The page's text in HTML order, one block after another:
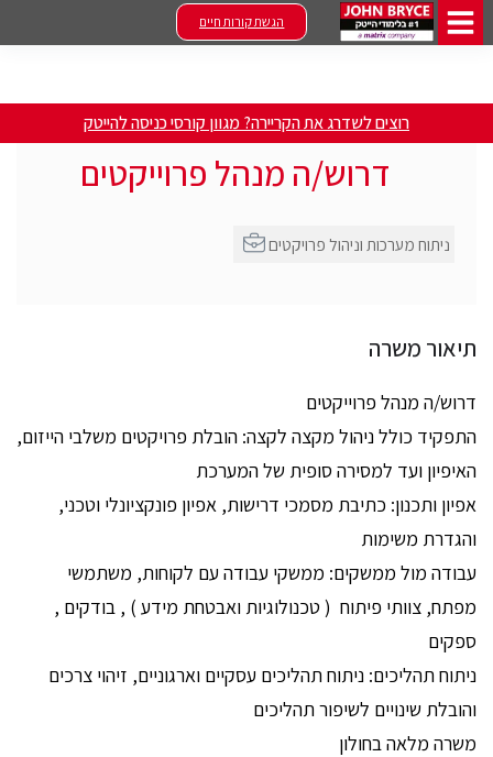
הגשת קורות חיים
רוצים לשדרג את הקריירה? מגוון קורסי כניסה להייטק
דרוש/ה מנהל פרוייקטים
תיאור משרה
דרוש/ה מנהל פרוייקטים
התפקיד כולל ניהול מקצה לקצה: הובלת פרויקטים משלבי הייזום,
האיפיון ועד למסירה סופית של המערכת
אפיון ותכנון: כתיבת מסמכי דרישות, אפיון פונקציונלי וטכני,
והגדרת משימות
עבודה מול ממשקים: ממשקי עבודה עם לקוחות, משתמשי
מפתח, צוותי פיתוח ( טכנולוגיות ואבטחת מידע ) , בודקים ,
ספקים
ניתוח תהליכים: ניתוח תהליכים עסקיים וארגוניים, זיהוי צרכים
והובלת שינויים לשיפור תהליכים
משרה מלאה בחולון